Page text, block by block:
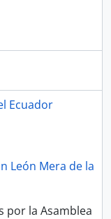
Ecuador
León Mera de la
por la Asamblea